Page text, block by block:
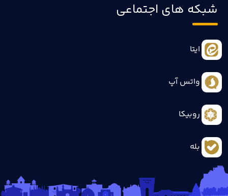
شبکه های اجتماعی
ایتا
واتس آپ
روبیکا
بله